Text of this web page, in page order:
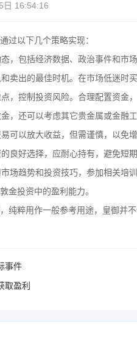
日 16:54:16
过以下几个策略实现：
，包括经济数据、政治事件和市
卖出的最佳时机。在市场低迷时
，控制投资风险。合理配置资金，
，还可以考虑其它贵金属或金融工
可以放大收益，但需谨慎，以免增
良好选择，应耐心持有，避免短期
场趋势和投资技巧，参加相关培
金投资中的盈利能力。
纯粹用作一般参考用途，皇御并
事件
取盈利